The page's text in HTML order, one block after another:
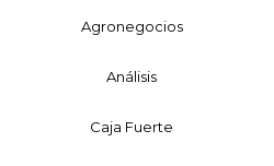
Agronegocios
Análisis
Caja Fuerte